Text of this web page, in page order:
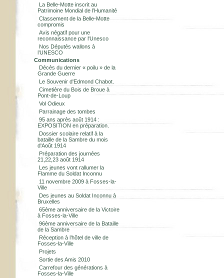
La Belle-Motte inscrit au
Patrimoine Mondial de l’Humanité
Classement de la Belle-Motte
compromis
Avis négatif pour une
reconnaissance par l'Unesco
Nos Députés wallons à
l’UNESCO
Communications
Décès du dernier « poilu » de la
Grande Guerre
Le Souvenir d'Edmond Chabot.
Cimetière du Bois de Broue à
Pont-de-Loup
Vol Odieux
Parrainage des tombes
95 ans après août 1914 :
EXPOSITION en préparation.
Dossier scolaire relatif à la
bataille de la Sambre du mois
d'Août 1914
Préparation des journées
21,22,23 août 1914
Les jeunes vont rallumer la
Flamme du Soldat Inconnu
11 novembre 2009 à Fosses-la-
Ville
Des jeunes au Soldat Inconnu à
Bruxelles
65ème anniversaire de la Victoire
à Fosses-la-Ville
96ème anniversaire de la Bataille
de la Sambre
Réception à l’hôtel de ville de
Fosses-la-Ville
Projets
Sortie des Amis 2010
Carrefour des générations à
Fosses-la-Ville